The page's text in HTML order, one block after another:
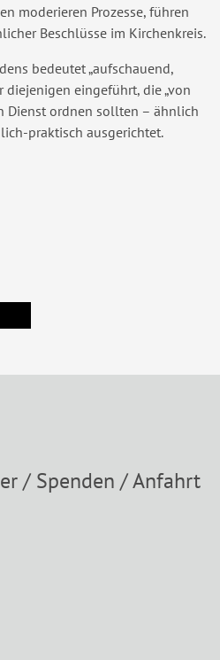
moderieren Prozesse, führen
Beschlüsse im Kirchenkreis.
bedeutet „aufschauend,
eingeführt, die „von
Dienst ordnen sollten – ähnlich
praktisch ausgerichtet.
/ Spenden / Anfahrt